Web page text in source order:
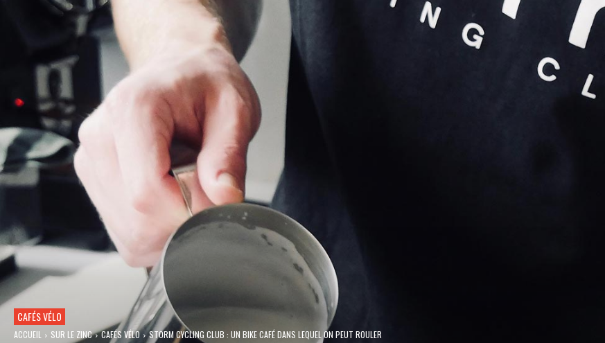
CAFÉS VÉLO
ACCUEIL SUR LE ZINC CAFÉS VÉLO STORM CYCLING CLUB : UN BIKE CAFÉ DANS LEQUEL ON PEUT ROULER